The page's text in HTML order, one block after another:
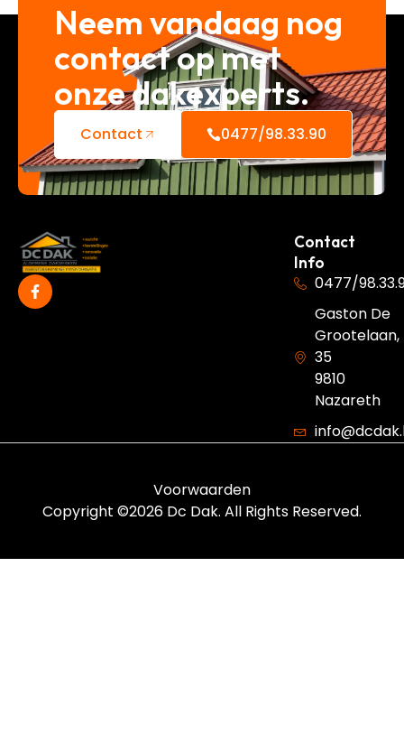
Neem vandaag nog
contact op met
onze dakexperts.
Contact 0477/98.33.90
Contact
Info
0477/
Gaston De
Grootelaan,
35
9810
Nazareth
Copyright ©2026 Dc Dak. All Rights Reserved.
Voorwaarden